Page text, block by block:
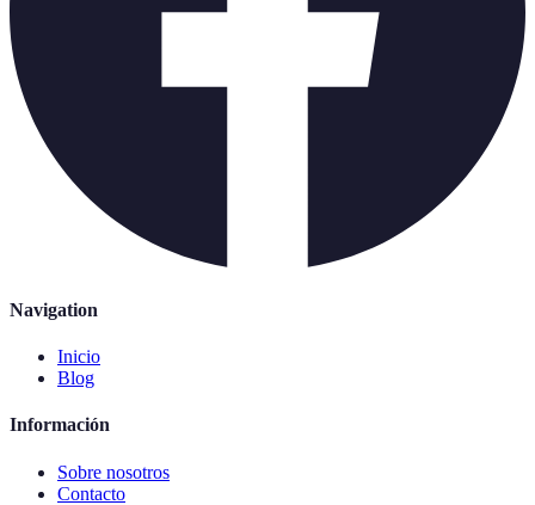
Navigation
Inicio
Blog
Información
Sobre nosotros
Contacto